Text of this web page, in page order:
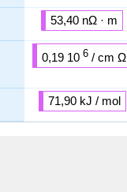
53,40 nΩ · m
0,19 106 / cm Ω
71,90 kJ / mol